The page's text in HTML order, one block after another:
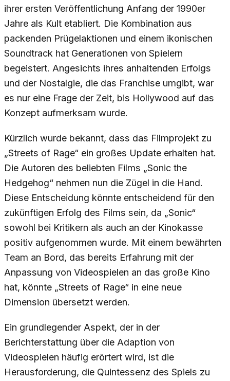
ihrer ersten Veröffentlichung Anfang der 1990er
Jahre als Kult etabliert. Die Kombination aus
packenden Prügelaktionen und einem ikonischen
Soundtrack hat Generationen von Spielern
begeistert. Angesichts ihres anhaltenden Erfolgs
und der Nostalgie, die das Franchise umgibt, war
es nur eine Frage der Zeit, bis Hollywood auf das
Konzept aufmerksam wurde.
Kürzlich wurde bekannt, dass das Filmprojekt zu
„Streets of Rage“ ein großes Update erhalten hat.
Die Autoren des beliebten Films „Sonic the
Hedgehog“ nehmen nun die Zügel in die Hand.
Diese Entscheidung könnte entscheidend für den
zukünftigen Erfolg des Films sein, da „Sonic“
sowohl bei Kritikern als auch an der Kinokasse
positiv aufgenommen wurde. Mit einem bewährten
Team an Bord, das bereits Erfahrung mit der
Anpassung von Videospielen an das große Kino
hat, könnte „Streets of Rage“ in eine neue
Dimension übersetzt werden.
Ein grundlegender Aspekt, der in der
Berichterstattung über die Adaption von
Videospielen häufig erörtert wird, ist die
Herausforderung, die Quintessenz des Spiels zu